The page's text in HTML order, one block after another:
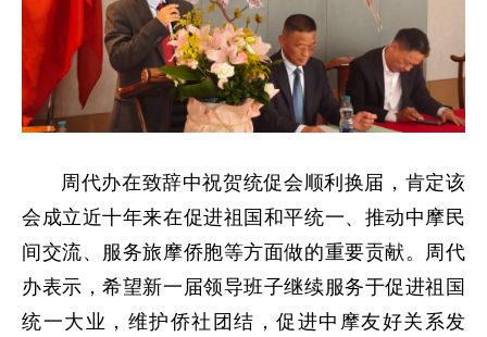
周代办在致辞中祝贺统促会顺利换届，肯定该
会成立近十年来在促进祖国和平统一、推动中摩民
间交流、服务旅摩侨胞等方面做的重要贡献。周代
办表示，希望新一届领导班子继续服务于促进祖国
统一大业，维护侨社团结，促进中摩友好关系发